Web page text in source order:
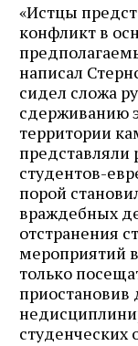
«Истцы
конфликт в
написал
сидел сложа
сдерживанию
территории
представляли
студентов-
порой
враждебных
отстранения
мероприятий
только
приостановив
студенческих